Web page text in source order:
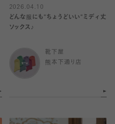
2026.04.10
どんな服にも"ちょうどいい"ミディ丈
ソックス♪
靴下屋
熊本下通り店